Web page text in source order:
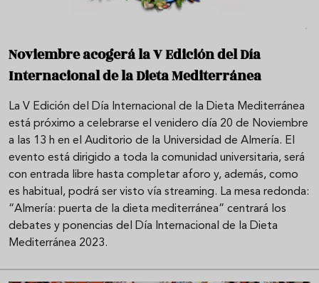
Noviembre acogerá la V Edición del Día
Internacional de la Dieta Mediterránea
La V Edición del Día Internacional de la Dieta Mediterránea
está próximo a celebrarse el venidero día 20 de Noviembre
a las 13 h en el Auditorio de la Universidad de Almería. El
evento está dirigido a toda la comunidad universitaria, será
con entrada libre hasta completar aforo y, además, como
es habitual, podrá ser visto vía streaming. La mesa redonda:
“Almería: puerta de la dieta mediterránea” centrará los
debates y ponencias del Día Internacional de la Dieta
Mediterránea 2023.